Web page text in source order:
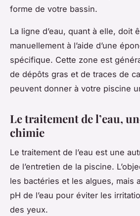
forme de votre bassin.
La ligne d’eau, quant à elle, doit
manuellement à l’aide d’une
spécifique. Cette zone est
de dépôts gras et de traces de
peuvent donner à votre piscine
Le traitement de l’eau,
chimie
Le traitement de l’eau est une
de l’entretien de la piscine.
les bactéries et les algues, mais
pH de l’eau pour éviter les
des yeux.